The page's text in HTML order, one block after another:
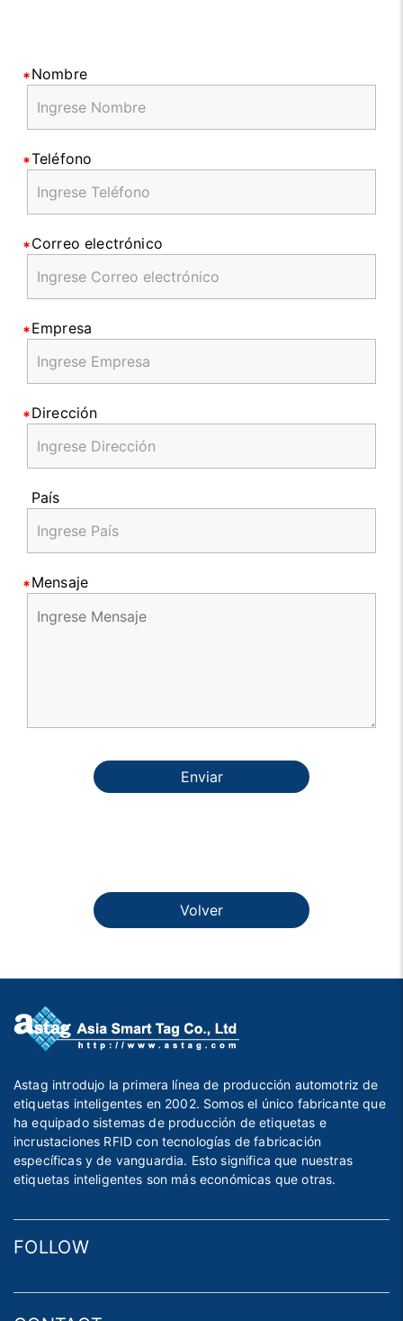
Nombre
Teléfono
Correo electrónico
Empresa
Dirección
País
Mensaje
Enviar
Volver
Astag introdujo la primera línea de producción automotriz de
etiquetas inteligentes en 2002. Somos el único fabricante que
ha equipado sistemas de producción de etiquetas e
incrustaciones RFID con tecnologías de fabricación
específicas y de vanguardia. Esto significa que nuestras
etiquetas inteligentes son más económicas que otras.
FOLLOW